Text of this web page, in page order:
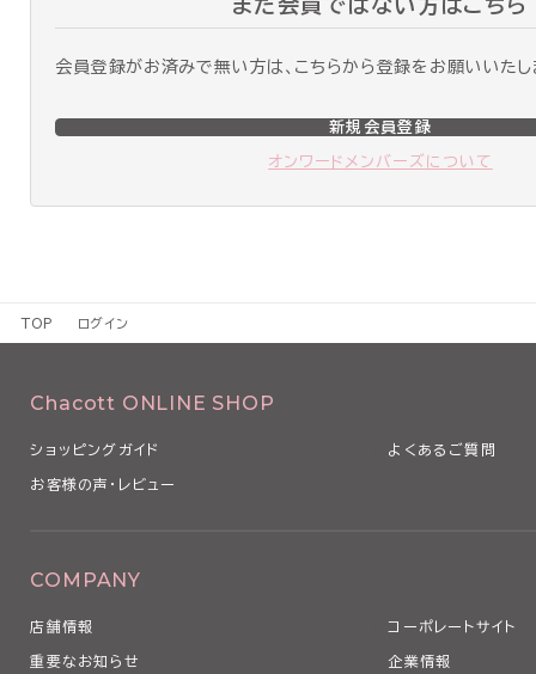
まだ会員ではない方はこちら
会員登録がお済みで無い方は、こちらから登録をお願いいたし
新規会員登録
オンワードメンバーズについて
TOP ログイン
Chacott ONLINE SHOP
ショッピングガイド よくあるご質問
お客様の声・レビュー
COMPANY
店舗情報 コーポレートサイト
重要なお知らせ 企業情報